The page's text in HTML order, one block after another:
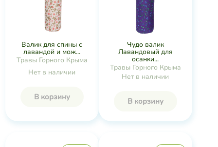
Валик для спины с
лавандой и мож...
Травы Горного Крыма
Нет в наличии
В корзину
Чудо валик
Лавандовый для
осанки...
Травы Горного Крыма
Нет в наличии
В корзину